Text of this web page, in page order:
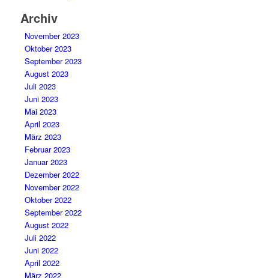
Archiv
November 2023
Oktober 2023
September 2023
August 2023
Juli 2023
Juni 2023
Mai 2023
April 2023
März 2023
Februar 2023
Januar 2023
Dezember 2022
November 2022
Oktober 2022
September 2022
August 2022
Juli 2022
Juni 2022
April 2022
März 2022